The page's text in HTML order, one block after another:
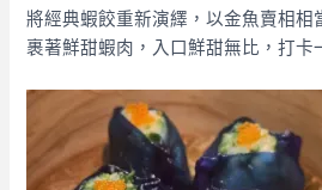
將經典蝦餃重新演繹，以金魚賣相相
裹著鮮甜蝦肉，入口鮮甜無比，打卡